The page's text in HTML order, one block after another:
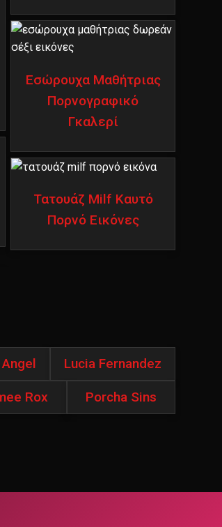
Εσώρουχα Μαθήτριας
Πορνογραφικό
Γκαλερί
Τατουάζ Milf Καυτό
Πορνό Εικόνες
Lucia Fernandez
Rox Porcha Sins